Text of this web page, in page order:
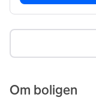
Om boligen